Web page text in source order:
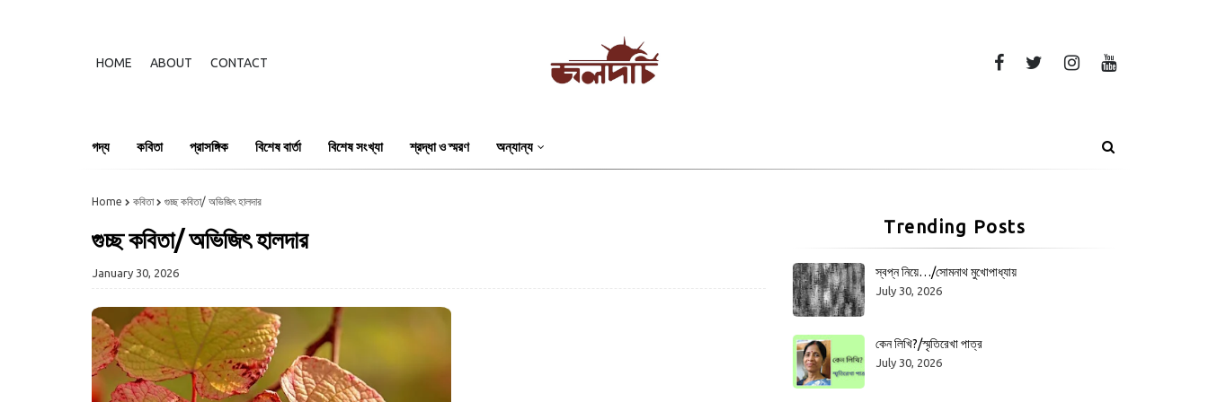
HOME ABOUT CONTACT
গদ্য কবিতা প্রাসঙ্গিক বিশেষ বার্তা বিশেষ সংখ্যা শ্রদ্ধা ও স্মরণ অন্যান্য
Home কবিতা গুচ্ছ কবিতা/ অভিজিৎ হালদার
গুচ্ছ কবিতা/ অভিজিৎ হালদার
January 30, 2026
Trending Posts
স্বপ্ন নিয়ে…/সোমনাথ মুখোপাধ্যায়
July 30, 2026
কেন লিখি?/স্মৃতিরেখা পাত্র
July 30, 2026